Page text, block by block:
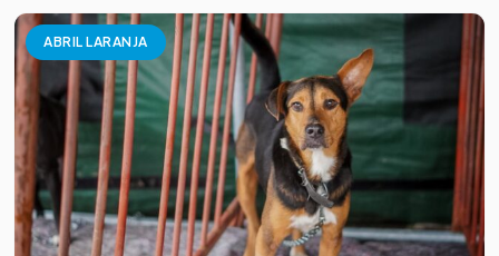
ABRIL LARANJA